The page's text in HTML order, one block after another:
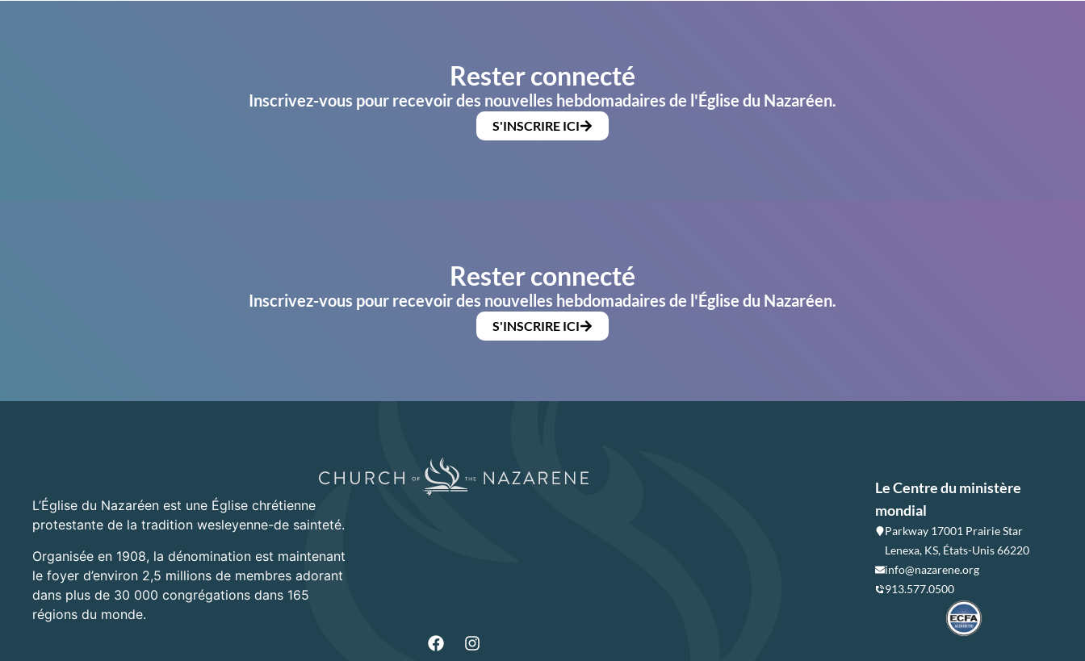
Rester connecté
Inscrivez-vous pour recevoir des nouvelles hebdomadaires de l'Église du Nazaréen.
S'INSCRIRE ICI
Rester connecté
Inscrivez-vous pour recevoir des nouvelles hebdomadaires de l'Église du Nazaréen.
S'INSCRIRE ICI
L’Église du Nazaréen est une Église chrétienne
protestante de la tradition wesleyenne-de sainteté.
Organisée en 1908, la dénomination est maintenant
le foyer d’environ 2,5 millions de membres adorant
dans plus de 30 000 congrégations dans 165
régions du monde.
Le Centre du ministère
mondial
Parkway 17001 Prairie Star
Lenexa, KS, États-Unis 66220
info@nazarene.org
913.577.0500